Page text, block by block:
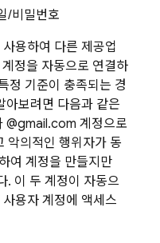
/비밀번호
용하여 다른 제공업
계정을 자동으로 연결하
정 기준이 충족되는 경
아보려면 다음과 같은
@gmail.com 계정으로
악의적인 행위자가 동
여 계정을 만들지만
이 두 계정이 자동으
용자 계정에 액세스